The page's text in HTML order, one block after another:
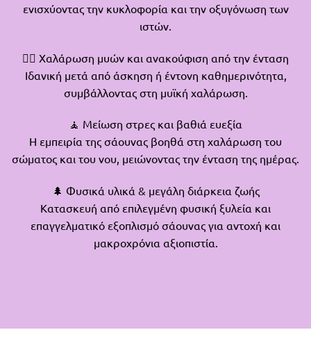
ενισχύοντας την κυκλοφορία και την οξυγόνωση των
ιστών.
💆‍♂️ Χαλάρωση μυών και ανακούφιση από την ένταση
Ιδανική μετά από άσκηση ή έντονη καθημερινότητα,
συμβάλλοντας στη μυϊκή χαλάρωση.
🧘 Μείωση στρες και βαθιά ευεξία
Η εμπειρία της σάουνας βοηθά στη χαλάρωση του
σώματος και του νου, μειώνοντας την ένταση της ημέρας.
🌲 Φυσικά υλικά & μεγάλη διάρκεια ζωής
Κατασκευή από επιλεγμένη φυσική ξυλεία και
επαγγελματικό εξοπλισμό σάουνας για αντοχή και
μακροχρόνια αξιοπιστία.